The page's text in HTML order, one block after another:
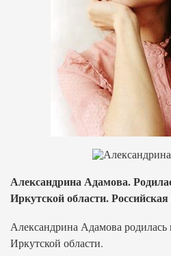
Александрина Адамова.
Иркутской области.
Александрина Адамова родилась
Иркутской области.